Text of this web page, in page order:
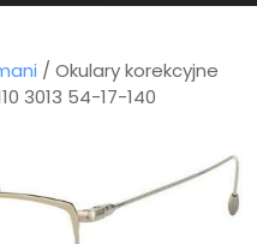
/ Okulary korekcyjne
3013 54-17-140